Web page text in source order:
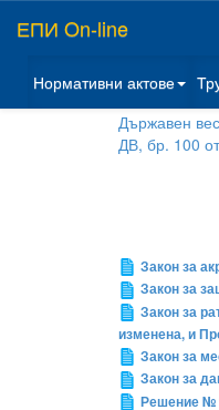
ЕПИ On-line
Нормативни актове
Държавен
ДВ, бр. 100
Закон за
Закон за
Закон за
изменена, и
Закон за
Закон за
Решение №